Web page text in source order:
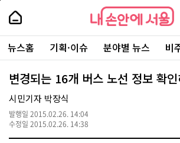
본
로
가
내
손
안
에
서
울
-
서
울
시
대
표
소
내
손
에
울
주
요
서
뉴스홈 기획·이슈 분야별 뉴스 비
변경되는 16개 버스 노선 정보 확
시민기자 박장식
발행일 2015.02.26. 14:04
수정일 2015.02.26. 14:38
페
상
단
로